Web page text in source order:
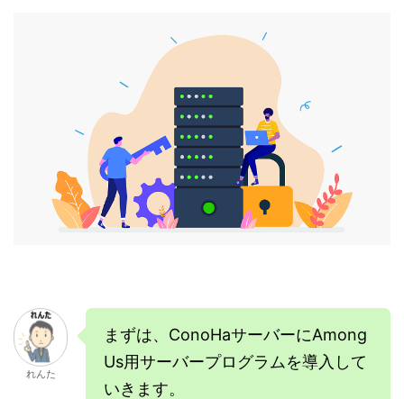
れんた
まずは、ConoHaサーバーにAmong
Us用サーバープログラムを導入して
いきます。